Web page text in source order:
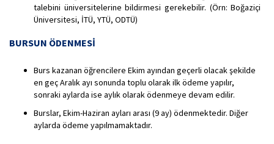
talebini üniversitelerine bildirmesi gerekebilir. (Örn: Boğaziçi
Üniversitesi, İTÜ, YTÜ, ODTÜ)
BURSUN ÖDENMESİ
Burs kazanan öğrencilere Ekim ayından geçerli olacak şekilde
en geç Aralık ayı sonunda toplu olarak ilk ödeme yapılır,
sonraki aylarda ise aylık olarak ödenmeye devam edilir.
Burslar, Ekim-Haziran ayları arası (9 ay) ödenmektedir. Diğer
aylarda ödeme yapılmamaktadır.